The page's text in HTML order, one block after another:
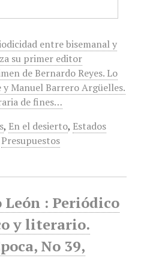
entre bisemanal y
su primer editor
de Bernardo Reyes. Lo
Manuel Barrero Argüelles.
de fines…
, En el desierto, Estados
Presupuestos
León : Periódico
y literario.
No 39,